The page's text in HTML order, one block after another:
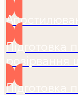
Підготовка
розірвання
Підготовка